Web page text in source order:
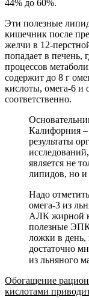
44% до 60%.
Эти полезные
кишечник после
желчи в 12-
попадает в печень,
процессов
содержит до 8 г
кислоты, омега-6 и
соответственно.
Калифорния –
результаты
является не
липидов, но и
Надо
омега-3 из
АЛК жирной
полезные
ложки в день,
достаточно
из льняного
Обогащение
кислотами